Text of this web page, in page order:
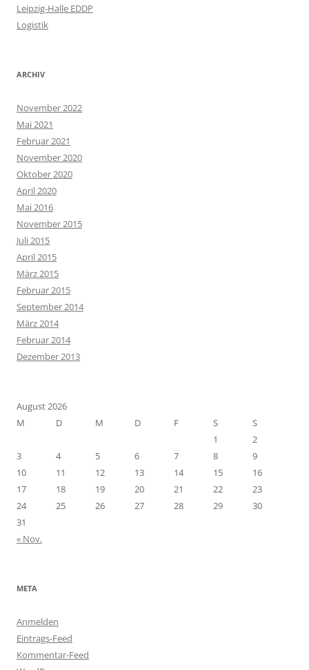
Leipzig-Halle EDDP
Logistik
ARCHIV
November 2022
Mai 2021
Februar 2021
November 2020
Oktober 2020
April 2020
Mai 2016
November 2015
Juli 2015
April 2015
März 2015
Februar 2015
September 2014
März 2014
Februar 2014
Dezember 2013
August 2026
M
D M D F S
S
1
2
3
4 5 6 7 8
9
10
11 12 13 14 15
16
17
18 19 20 21 22
23
24
25 26 27 28 29
30
31
« Nov.
META
Anmelden
Eintrags-Feed
Kommentar-Feed